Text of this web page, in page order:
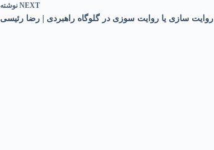
NEXT نوشته
روایت سازی یا روایت سوزی در گلوگاه راهبردی | رضا رئیسی